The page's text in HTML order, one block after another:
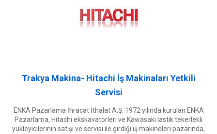
Trakya Makina- Hitachi İş Makinaları Yetkili
Servisi
ENKA Pazarlama İhracat İthalat A.Ş. 1972 yılında kurulan ENKA
Pazarlama, Hitachi ekskavatörleri ve Kawasaki lastik tekerlekli
yükleyicilerinin satışı ve servisi ile girdiği iş makineleri pazarında,